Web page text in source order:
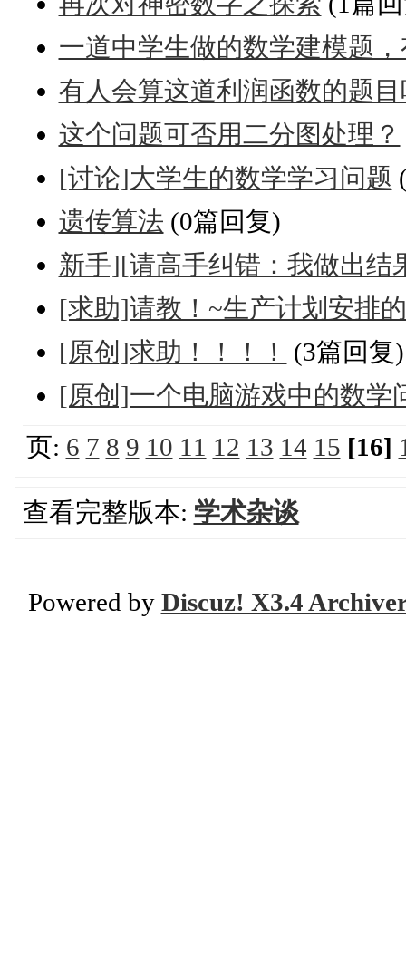
一道中学生做的数学建模题
有人会算这道利润函数的题
这个问题可否用二分图处理？
[讨论]大学生的数学学习问题
遗传算法 (0篇回复)
新手][请高手纠错：我做出结
[求助]请教！~生产计划安排
[原创]求助！！！！
(3篇回复)
[原创]一个电脑游戏中的数学
页: 6 7 8 9 10 11 12 13 14 15 [16]
查看完整版本: 学术杂谈
Powered by Discuz! X3.4